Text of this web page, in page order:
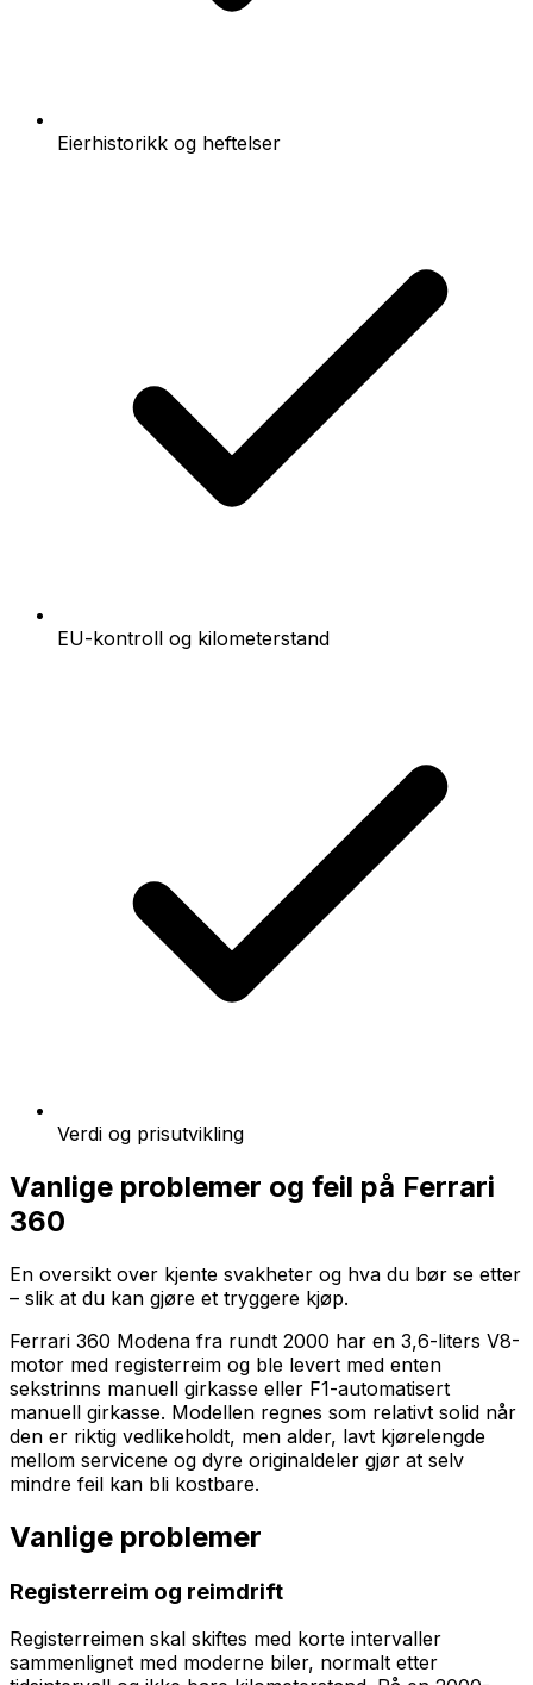
Eierhistorikk og heftelser
EU-kontroll og kilometerstand
Verdi og prisutvikling
Vanlige problemer og feil på Ferrari
360
En oversikt over kjente svakheter og hva du bør se etter
– slik at du kan gjøre et tryggere kjøp.
Ferrari 360 Modena fra rundt 2000 har en 3,6-liters V8-
motor med registerreim og ble levert med enten
sekstrinns manuell girkasse eller F1-automatisert
manuell girkasse. Modellen regnes som relativt solid når
den er riktig vedlikeholdt, men alder, lavt kjørelengde
mellom servicene og dyre originaldeler gjør at selv
mindre feil kan bli kostbare.
Vanlige problemer
Registerreim og reimdrift
Registerreimen skal skiftes med korte intervaller
sammenlignet med moderne biler, normalt etter